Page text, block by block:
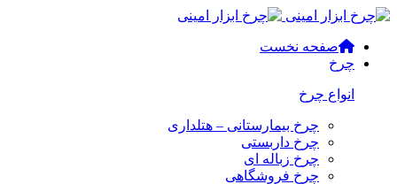
صفحه نخست
چرخ
انواع چرخ
چرخ بیمارستانی – هتلداری
چرخ داربستی
چرخ زباله ای
چرخ فروشگاهی